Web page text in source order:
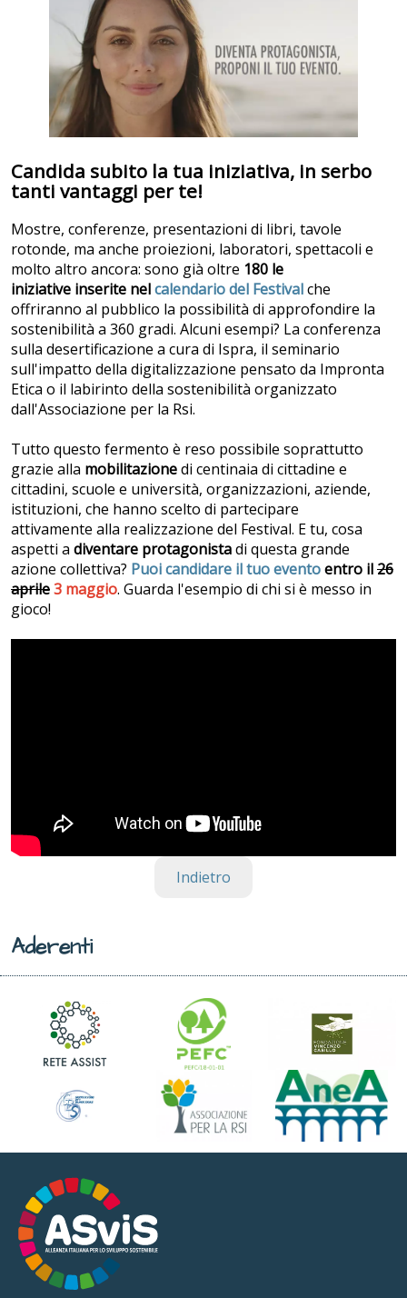
Candida subito la tua iniziativa, in serbo
tanti vantaggi per te!
Mostre, conferenze, presentazioni di libri, tavole
rotonde, ma anche proiezioni, laboratori, spettacoli e
molto altro ancora: sono già oltre 180 le
iniziative inserite nelcalendario del Festivalche
offriranno al pubblico la possibilità di approfondire la
sostenibilità a 360 gradi. Alcuni esempi? La conferenza
sulla desertificazione a cura di Ispra, il seminario
sull'impatto della digitalizzazione pensato da Impronta
Etica o il labirinto della sostenibilità organizzato
dall'Associazione per la Rsi.
Tutto questo fermento è reso possibile soprattutto
grazie alla mobilitazionedi centinaia di cittadine e
cittadini, scuole e università, organizzazioni, aziende,
istituzioni, che hanno scelto di partecipare
attivamente alla realizzazione del Festival. E tu, cosa
aspetti a diventare protagonistadi questa grande
azione collettiva? Puoi candidare il tuo eventoentro il26
aprile3 maggio. Guarda l'esempio di chi si è messo in
gioco!
Indietro
Aderenti